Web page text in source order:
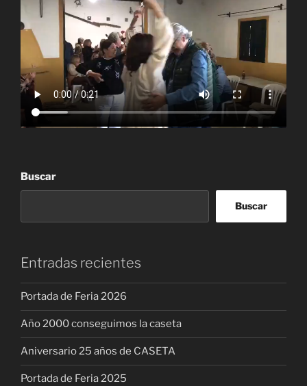
Buscar
Buscar
Entradas recientes
Portada de Feria 2026
Año 2000 conseguimos la caseta
Aniversario 25 años de CASETA
Portada de Feria 2025